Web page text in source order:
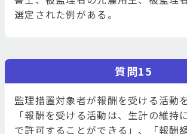
選定された例がある。
質問15
監理措置対象者が報酬を受ける活動
「報酬を受ける活動は、生計の維持
で許可することができる」、「報酬